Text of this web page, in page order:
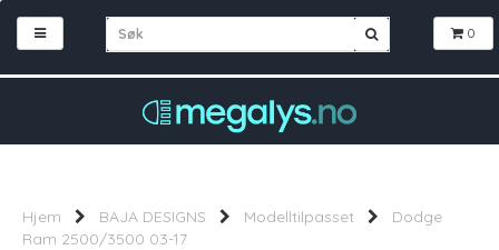
0
Hjem BAJA DESIGNS Modelltilpasset
Dodge
Ram 2500/3500 03-17